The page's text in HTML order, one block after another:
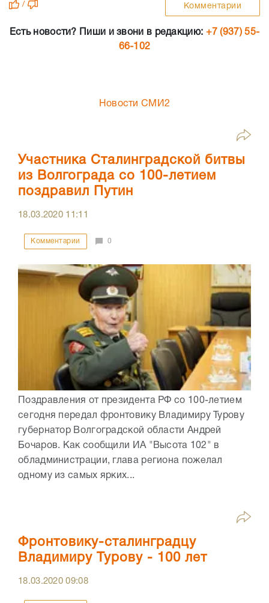
/ Комментарии
Есть новости? Пиши и звони в редакцию: +7 (937) 55-
66-102
Новости СМИ2
Участника Сталинградской битвы
из Волгограда со 100-летием
поздравил Путин
18.03.2020 11:11
Комментарии 0
Поздравления от президента РФ со 100-летием
сегодня передал фронтовику Владимиру Турову
губернатор Волгоградской области Андрей
Бочаров. Как сообщили ИА "Высота 102" в
обладминистрации, глава региона пожелал
одному из самых ярких...
Фронтовику-сталинградцу
Владимиру Турову - 100 лет
18.03.202009:08